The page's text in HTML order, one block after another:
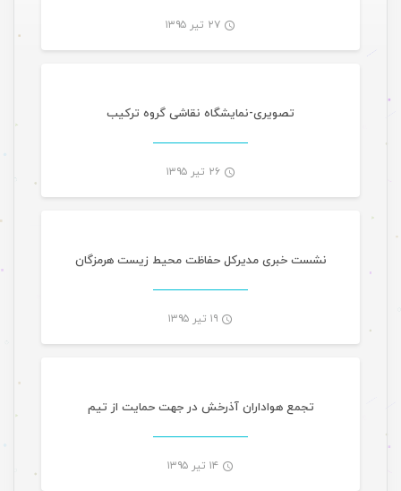
۲۷ تیر ۱۳۹۵
تصویری-نمایشگاه نقاشی گروه ترکیب
۲۶ تیر ۱۳۹۵
نشست خبری مدیرکل حفاظت محیط زیست هرمزگان
۱۹ تیر ۱۳۹۵
تجمع هواداران آذرخش در جهت حمایت از تیم
۱۴ تیر ۱۳۹۵